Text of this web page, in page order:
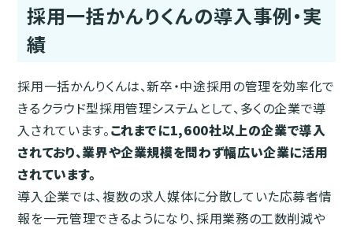
採用一括かんりくんの導入事例・実
績
採用一括かんりくんは、新卒・中途採用の管理を効率化で
きるクラウド型採用管理システムとして、多くの企業で導
入されています。これまでに1,600社以上の企業で導入
されており、業界や企業規模を問わず幅広い企業に活用
されています。
導入企業では、複数の求人媒体に分散していた応募者情
報を一元管理できるようになり、採用業務の工数削減や